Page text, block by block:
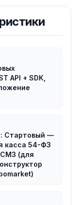
API + SDK,
Стартовый —
касса 54-ФЗ
СМЗ (для